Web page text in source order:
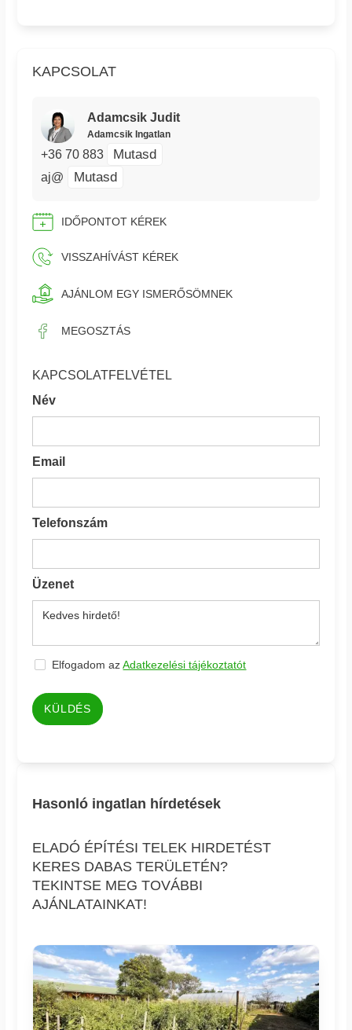
KAPCSOLAT
Adamcsik Judit
Adamcsik Ingatlan
+36 70 883 Mutasd
aj@ Mutasd
IDŐPONTOT KÉREK
VISSZAHÍVÁST KÉREK
AJÁNLOM EGY ISMERŐSÖMNEK
MEGOSZTÁS
KAPCSOLATFELVÉTEL
Név
Email
Telefonszám
Üzenet
Elfogadom azAdatkezelési tájékoztatót
KÜLDÉS
Hasonló ingatlan hírdetések
ELADÓ ÉPÍTÉSI TELEK HIRDETÉST
KERES DABAS TERÜLETÉN?
TEKINTSE MEG TOVÁBBI
AJÁNLATAINKAT!